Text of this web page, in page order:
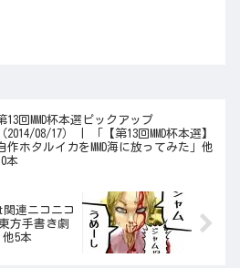
13回MMD杯本選ピックアップ
（2014/08/17） | 「【第13回MMD杯本選】
作ホタルイカをMMD海に放ってみた」他
本
連ニコニコ
方手書き劇
5本